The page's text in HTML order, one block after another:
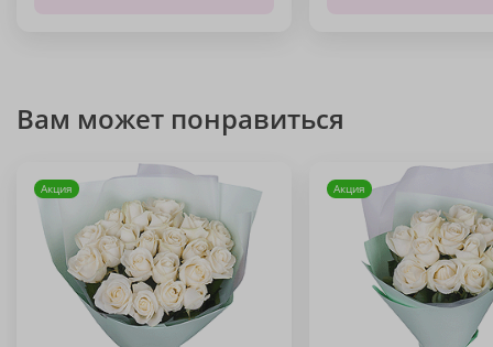
Вам может понравиться
Акция Акция